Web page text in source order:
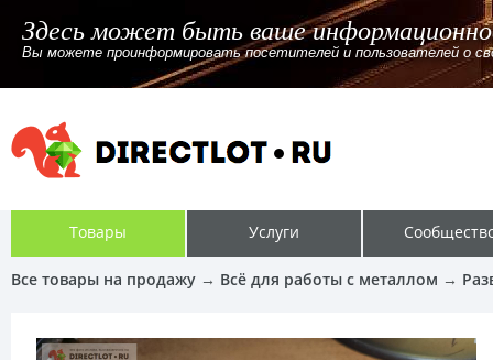
Здесь может быть ваше
Вы можете проинформировать посетителей и пользователей о
Товары Услуги
Все товары на продажу → Всё для работы с металлом →